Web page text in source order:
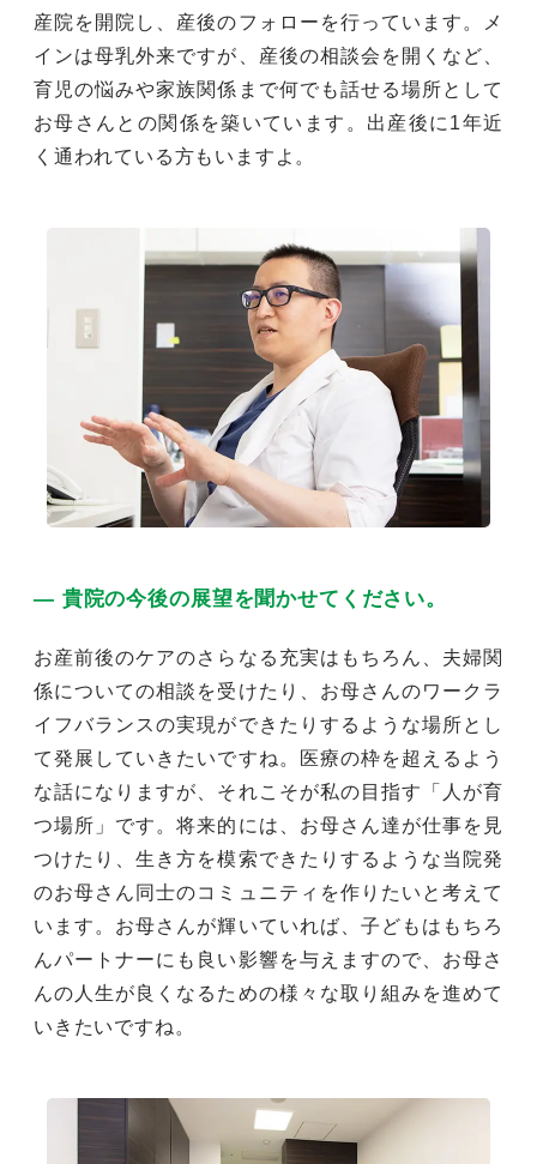
産院を開院し、産後のフォローを行っています。メ
インは母乳外来ですが、産後の相談会を開くなど、
育児の悩みや家族関係まで何でも話せる場所として
お母さんとの関係を築いています。出産後に1年近
く通われている方もいますよ。
― 貴院の今後の展望を聞かせてください。
お産前後のケアのさらなる充実はもちろん、夫婦関
係についての相談を受けたり、お母さんのワークラ
イフバランスの実現ができたりするような場所とし
て発展していきたいですね。医療の枠を超えるよう
な話になりますが、それこそが私の目指す「人が育
つ場所」です。将来的には、お母さん達が仕事を見
つけたり、生き方を模索できたりするような当院発
のお母さん同士のコミュニティを作りたいと考えて
います。お母さんが輝いていれば、子どもはもちろ
んパートナーにも良い影響を与えますので、お母さ
んの人生が良くなるための様々な取り組みを進めて
いきたいですね。